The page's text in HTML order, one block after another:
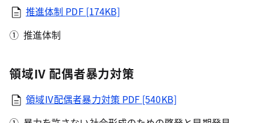
推進体制 PDF [174KB]
推進体制
領域Ⅳ 配偶者暴力対策
領域Ⅳ配偶者暴力対策 PDF [540KB]